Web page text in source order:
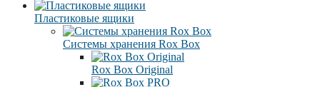
Пластиковые ящики
Системы хранения Rox Box
Rox Box Original